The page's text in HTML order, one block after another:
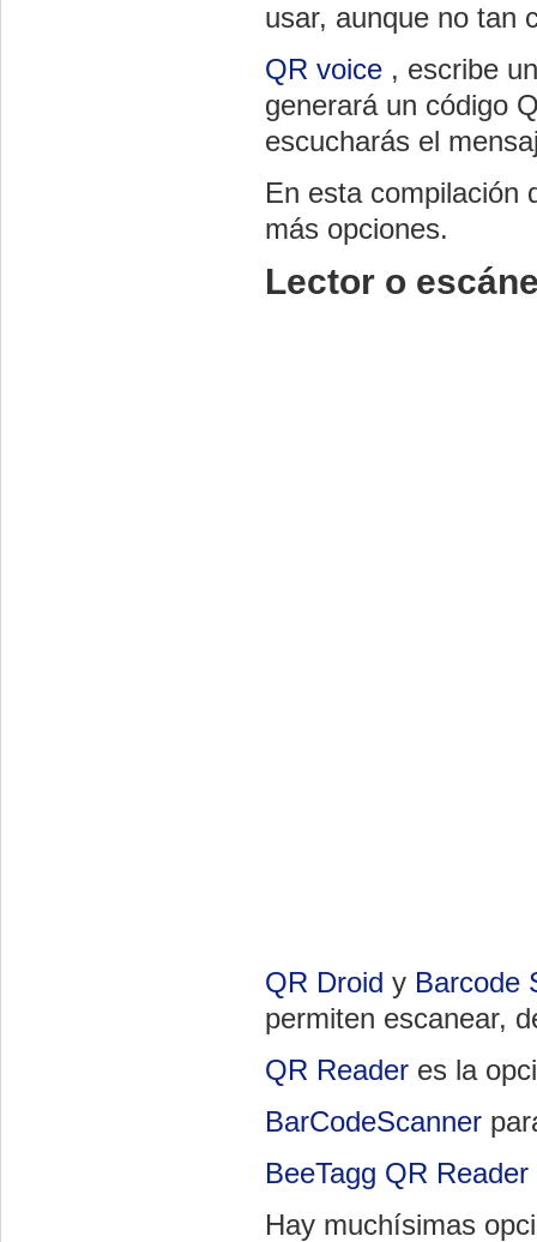
usar, aunque no tan
QR voice , escribe
generará un código
escucharás el
En esta compilación
más opciones.
Lector o
QR Droid y Barcode
permiten escanear,
QR Reader es la
BarCodeScanner
BeeTagg QR Reader
Hay muchísimas